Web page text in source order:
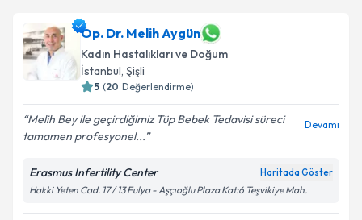
Op. Dr. Melih Aygün
Kadın Hastalıkları ve Doğum
İstanbul, Şişli
5 (20 Değerlendirme)
Melih Bey ile geçirdiğimiz Tüp Bebek Tedavisi süreci
tamamen profesyonel...
Devamı
Erasmus Infertility Center Haritada Göster
Hakki Yeten Cad. 17 / 13 Fulya - Aşçıoğlu Plaza Kat:6 Teşvikiye Mah.